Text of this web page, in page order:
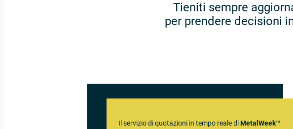
Tieniti sempre
per prendere decisioni
Il servizio di quotazioni in tempo reale diMetalWeek™